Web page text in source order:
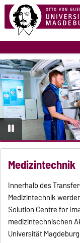
Medizintechnik
Innerhalb des
Medizintechnik
Solution Centre for
medizintechnischen
Universität